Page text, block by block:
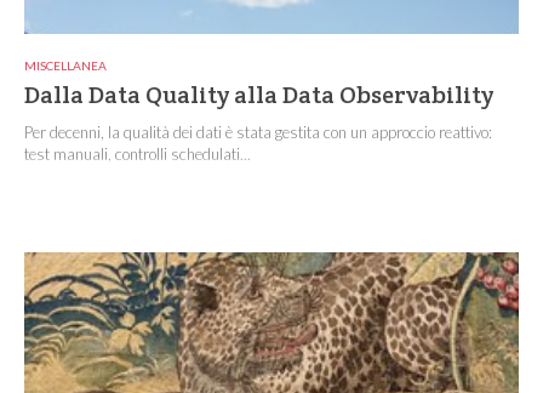
MISCELLANEA
Dalla Data Quality alla Data Observability
Per decenni, la qualità dei dati è stata gestita con un approccio reattivo:
test manuali, controlli schedulati...